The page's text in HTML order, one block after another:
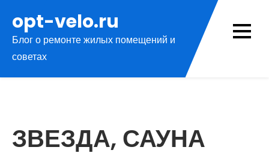
содержимому
opt-velo.ru
Блог о ремонте жилых помещений и
советах
ЗВЕЗДА, САУНА